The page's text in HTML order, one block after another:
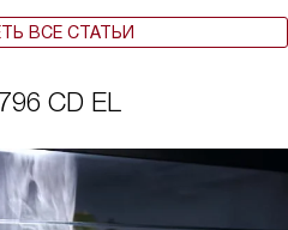
ВСЕ СТАТЬИ
CD EL